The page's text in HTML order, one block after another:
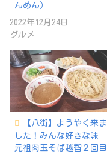
んめん）
2022年12月24日
グルメ
【八街】ようやく来ま
した！みんな好きな味
元祖肉玉そば越智２回目